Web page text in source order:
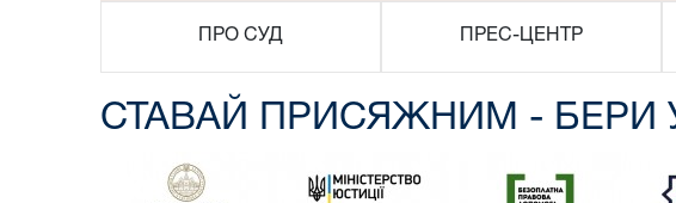
ПРО СУД ПРЕС-ЦЕНТР
СТАВАЙ ПРИСЯЖНИМ - БЕРИ